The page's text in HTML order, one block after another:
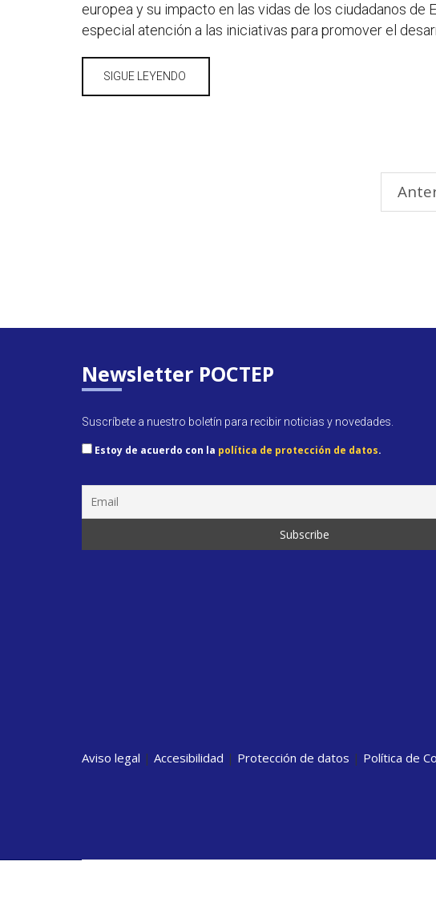
europea y su impacto en las vidas de los ciudadanos de
especial atención a las iniciativas para promover el
SIGUE LEYENDO
Newsletter POCTEP
Suscríbete a nuestro boletín para recibir noticias y novedades.
Estoy de acuerdo con la política de protección de datos.
Aviso legal | Accesibilidad | Protección de datos | Política de